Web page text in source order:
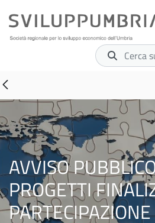
Cerca sul sito
AVVISO
PROGETTI